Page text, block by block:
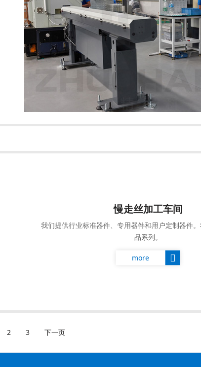
慢走丝加工车间
我们提供行业标准器件、专用器件和用户定制器件
品系列。
more
2 3 下一页